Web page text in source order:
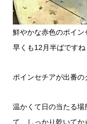
鮮やかな赤色のポイン
早くも12月半ばですね
ポインセチアが出番
温かくて日の当たる場
て、しっかり乾いて